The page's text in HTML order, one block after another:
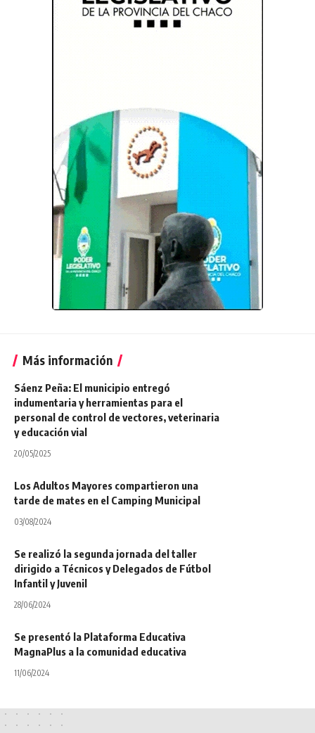
Más información
Sáenz Peña: El municipio entregó
indumentaria y herramientas para el
personal de control de vectores, veterinaria
y educación vial
20/05/2025
Los Adultos Mayores compartieron una
tarde de mates en el Camping Municipal
03/08/2024
Se realizó la segunda jornada del taller
dirigido a Técnicos y Delegados de Fútbol
Infantil y Juvenil
28/06/2024
Se presentó la Plataforma Educativa
MagnaPlus a la comunidad educativa
11/06/2024